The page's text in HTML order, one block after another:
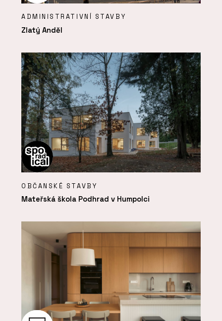
ADMINISTRATIVNÍ STAVBY
Zlatý Anděl
OBČANSKÉ STAVBY
Mateřská škola Podhrad v Humpolci